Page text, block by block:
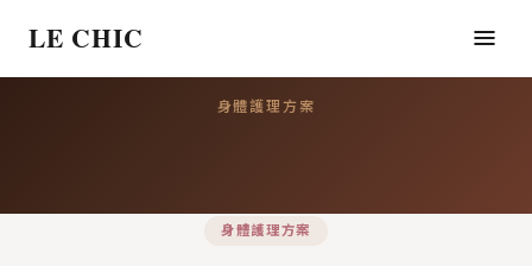
LE CHIC
身體護理方案
身體護理方案